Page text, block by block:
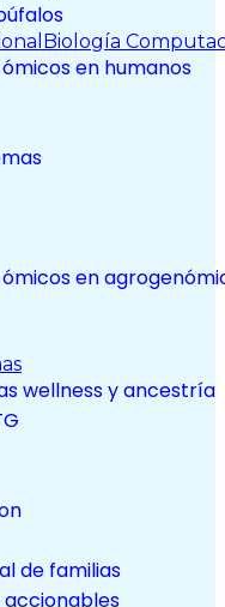
Biología
en humanos
ómicos en
wellness y ancestría
de familias
accionables